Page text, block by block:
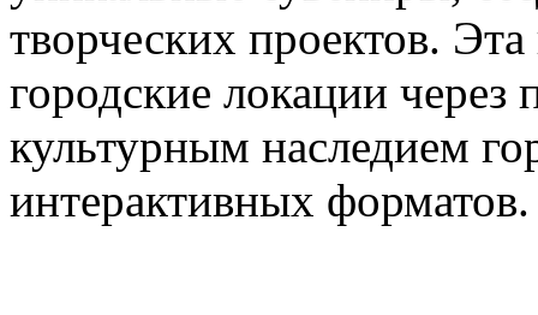
творческих проектов.
городские локации через
культурным наследием
интерактивных форматов.